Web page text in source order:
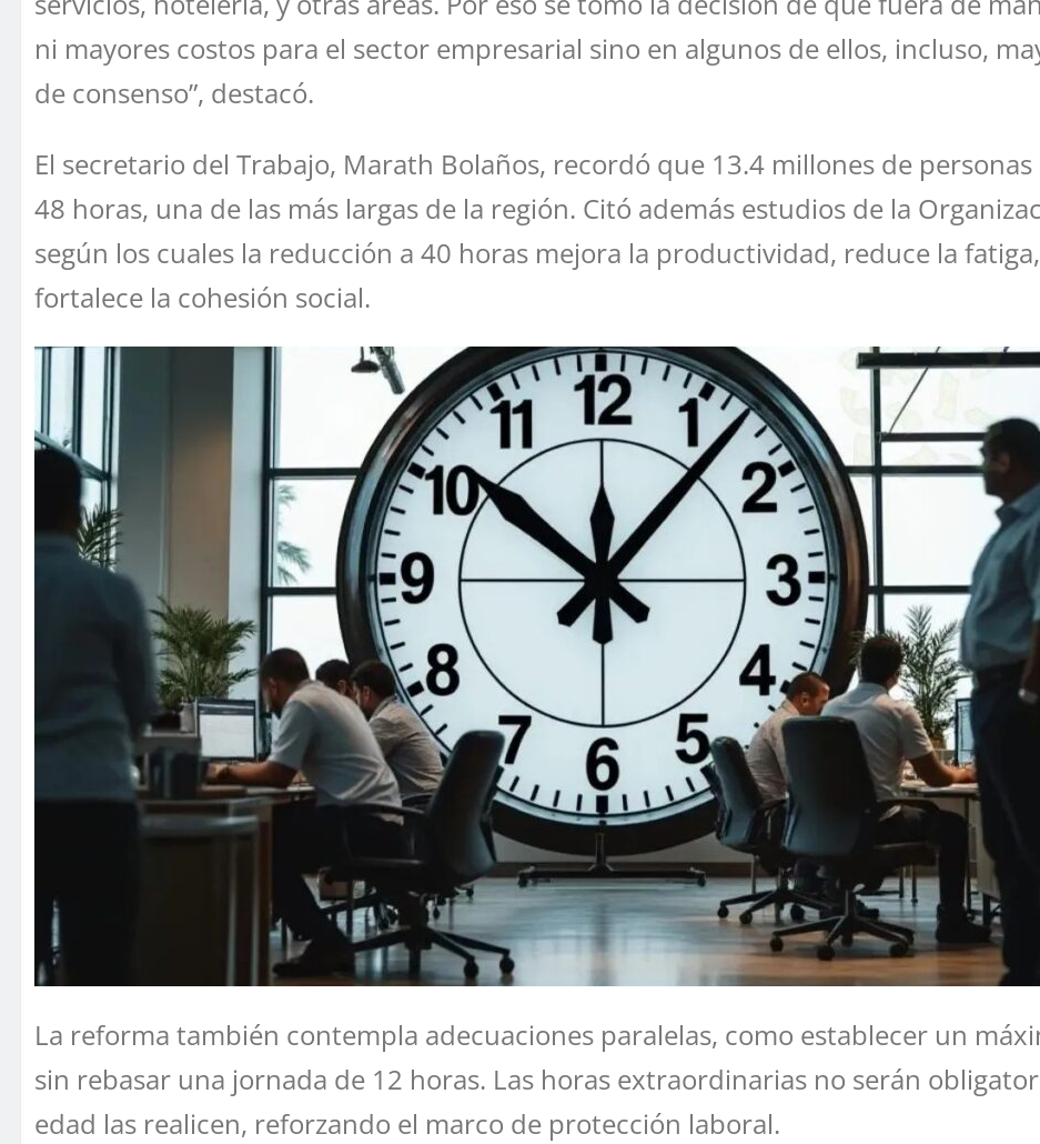
ni mayores costos para el sector empresarial sino en algunos de ellos, incluso,
de consenso”, destacó.
El secretario del Trabajo, Marath Bolaños, recordó que 13.4 millones de
48 horas, una de las más largas de la región. Citó además estudios de la
según los cuales la reducción a 40 horas mejora la productividad, reduce la
fortalece la cohesión social.
La reforma también contempla adecuaciones paralelas, como establecer un
sin rebasar una jornada de 12 horas. Las horas extraordinarias no serán
edad las realicen, reforzando el marco de protección laboral.